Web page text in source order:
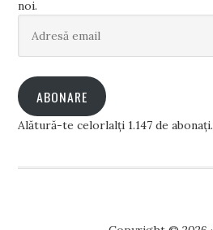
noi.
email
ABONARE
Alătură-te celorlalți 1.147 de abonați.